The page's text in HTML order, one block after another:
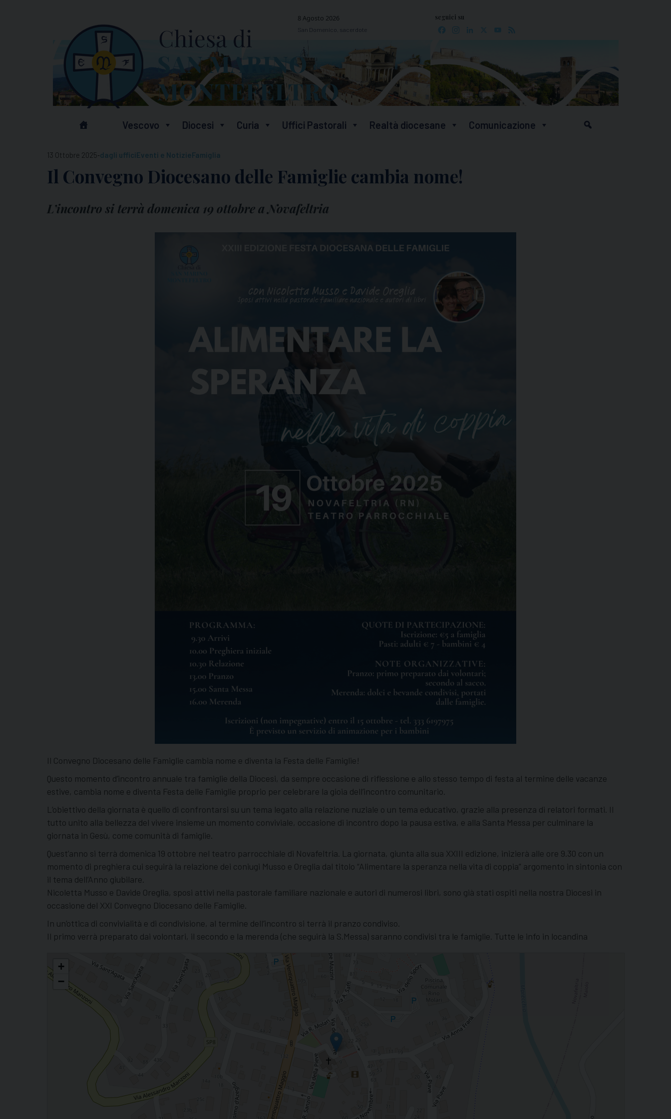
8 Agosto 2026
San Domenico, sacerdote
seguici su
Facebook
Instagram
LinkedIn YouTube
Vescovo Diocesi Curia Uffici Pastorali Realtà diocesane Comunicazione
13 Ottobre 2025-dagli ufficiEventi e NotizieFamiglia
Il Convegno Diocesano delle Famiglie cambia nome!
L’incontro si terrà domenica 19 ottobre a Novafeltria
Il Convegno Diocesano delle Famiglie cambia nome e diventa la Festa delle Famiglie!
Questo momento d’incontro annuale tra famiglie della Diocesi, da sempre occasione di riflessione e allo stesso tempo di festa al termine delle vacanze
estive, cambia nome e diventa Festa delle Famiglie proprio per celebrare la gioia dell’incontro comunitario.
L’obiettivo della giornata è quello di confrontarsi su un tema legato alla relazione nuziale o un tema educativo, grazie alla presenza di relatori formati. Il
tutto unito alla bellezza del vivere insieme un momento conviviale, occasione di incontro dopo la pausa estiva, e alla Santa Messa per culminare la
giornata in Gesù, come comunità di famiglie.
Quest’anno si terrà domenica 19 ottobre nel teatro parrocchiale di Novafeltria. La giornata, giunta alla sua XXIII edizione, inizierà alle ore 9.30 con un
momento di preghiera cui seguirà la relazione dei coniugi Musso e Oreglia dal titolo “Alimentare la speranza nella vita di coppia” argomento in sintonia con
il tema dell’Anno giubilare.
Nicoletta Musso e Davide Oreglia, sposi attivi nella pastorale familiare nazionale e autori di numerosi libri, sono già stati ospiti nella nostra Diocesi in
occasione del XXI Convegno Diocesano delle Famiglie.
In un’ottica di convivialità e di condivisione, al termine dell’incontro si terrà il pranzo condiviso.
Il primo verrà preparato dai volontari, il secondo e la merenda (che seguirà la S.Messa) saranno condivisi tra le famiglie. Tutte le info in locandina
Il Convegno Diocesano delle Famiglie cambia nome!
+
−